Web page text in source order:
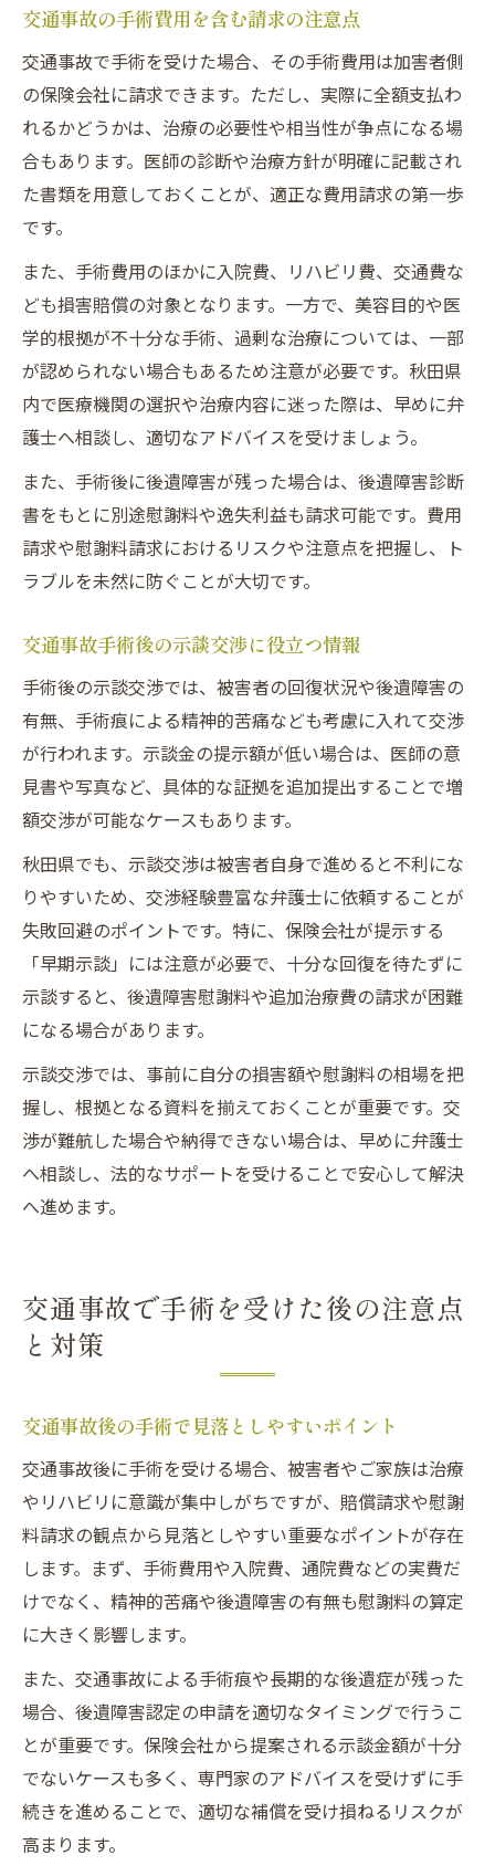
交通事故の手術費用を含む請求の注意点
交通事故で手術を受けた場合、その手術費用は加害者側
の保険会社に請求できます。ただし、実際に全額支払わ
れるかどうかは、治療の必要性や相当性が争点になる場
合もあります。医師の診断や治療方針が明確に記載され
た書類を用意しておくことが、適正な費用請求の第一歩
です。
また、手術費用のほかに入院費、リハビリ費、交通費な
ども損害賠償の対象となります。一方で、美容目的や医
学的根拠が不十分な手術、過剰な治療については、一部
が認められない場合もあるため注意が必要です。秋田県
内で医療機関の選択や治療内容に迷った際は、早めに弁
護士へ相談し、適切なアドバイスを受けましょう。
また、手術後に後遺障害が残った場合は、後遺障害診断
書をもとに別途慰謝料や逸失利益も請求可能です。費用
請求や慰謝料請求におけるリスクや注意点を把握し、ト
ラブルを未然に防ぐことが大切です。
交通事故手術後の示談交渉に役立つ情報
手術後の示談交渉では、被害者の回復状況や後遺障害の
有無、手術痕による精神的苦痛なども考慮に入れて交渉
が行われます。示談金の提示額が低い場合は、医師の意
見書や写真など、具体的な証拠を追加提出することで増
額交渉が可能なケースもあります。
秋田県でも、示談交渉は被害者自身で進めると不利にな
りやすいため、交渉経験豊富な弁護士に依頼することが
失敗回避のポイントです。特に、保険会社が提示する
「早期示談」には注意が必要で、十分な回復を待たずに
示談すると、後遺障害慰謝料や追加治療費の請求が困難
になる場合があります。
示談交渉では、事前に自分の損害額や慰謝料の相場を把
握し、根拠となる資料を揃えておくことが重要です。交
渉が難航した場合や納得できない場合は、早めに弁護士
へ相談し、法的なサポートを受けることで安心して解決
へ進めます。
交通事故で手術を受けた後の注意点
と対策
交通事故後の手術で見落としやすいポイント
交通事故後に手術を受ける場合、被害者やご家族は治療
やリハビリに意識が集中しがちですが、賠償請求や慰謝
料請求の観点から見落としやすい重要なポイントが存在
します。まず、手術費用や入院費、通院費などの実費だ
けでなく、精神的苦痛や後遺障害の有無も慰謝料の算定
に大きく影響します。
また、交通事故による手術痕や長期的な後遺症が残った
場合、後遺障害認定の申請を適切なタイミングで行うこ
とが重要です。保険会社から提案される示談金額が十分
でないケースも多く、専門家のアドバイスを受けずに手
続きを進めることで、適切な補償を受け損ねるリスクが
高まります。